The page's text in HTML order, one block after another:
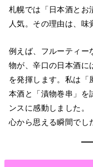
札幌では「日本酒とお
人気。その理由は、味
例えば、フルーティー
物が、辛口の日本酒に
を発揮します。私は
本酒と「漬物巻串」を
ンスに感動しました。
心から思える瞬間でし